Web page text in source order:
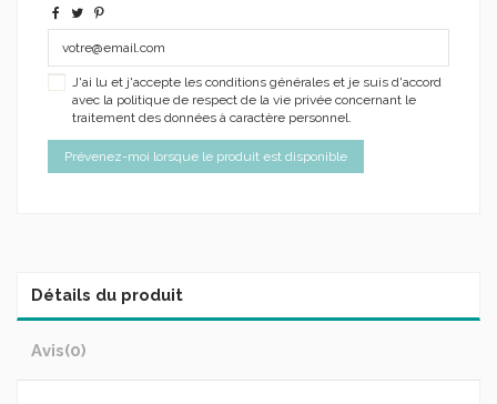
J'ai lu et j'accepte les conditions générales et je suis d'accord
avec la politique de respect de la vie privée concernant le
traitement des données à caractère personnel.
Détails du produit
Avis(0)